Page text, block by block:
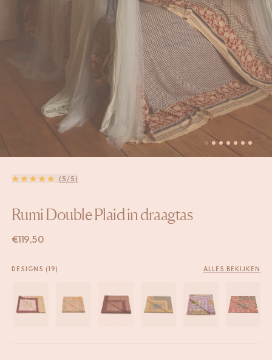
(5/5)
Rumi Double Plaid in draagtas
€ 119,50
DESIGNS (19) ALLES BEKIJKEN